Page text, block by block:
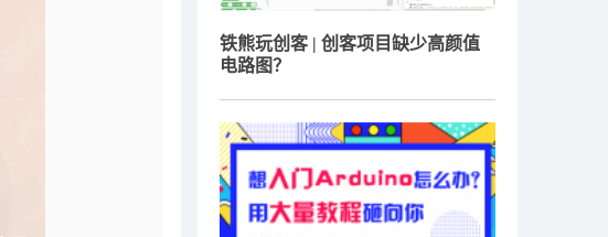
铁熊玩创客 | 创客项目缺少高颜值
电路图？